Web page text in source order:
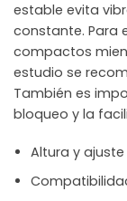
estable evita
constante. Para
compactos
estudio se
También es
bloqueo y la
Altura y